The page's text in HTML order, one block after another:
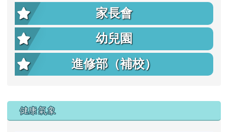
家長會
幼兒園
進修部（補校）
右邊區域內容
健康氣象